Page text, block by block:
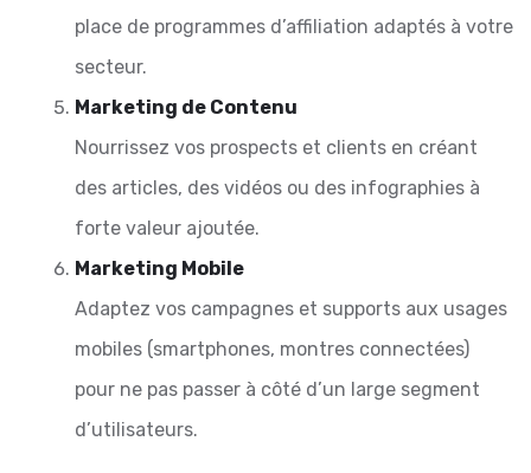
place de programmes d’affiliation adaptés à votre
secteur.
Marketing de Contenu
Nourrissez vos prospects et clients en créant
des articles, des vidéos ou des infographies à
forte valeur ajoutée.
Marketing Mobile
Adaptez vos campagnes et supports aux usages
mobiles (smartphones, montres connectées)
pour ne pas passer à côté d’un large segment
d’utilisateurs.